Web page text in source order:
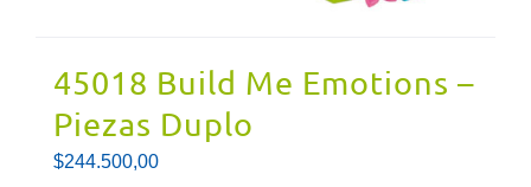
45018 Build Me Emotions –
Piezas Duplo
$244.500,00